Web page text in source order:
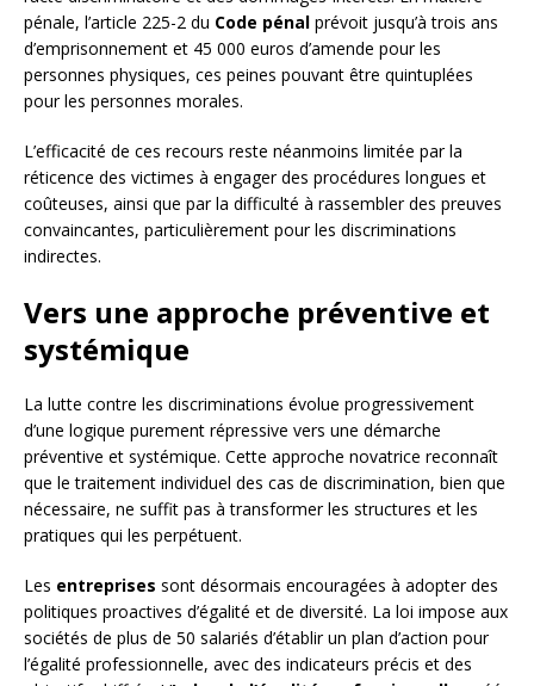
pénale, l’article 225-2 du Code pénal prévoit jusqu’à trois ans
d’emprisonnement et 45 000 euros d’amende pour les
personnes physiques, ces peines pouvant être quintuplées
pour les personnes morales.
L’efficacité de ces recours reste néanmoins limitée par la
réticence des victimes à engager des procédures longues et
coûteuses, ainsi que par la difficulté à rassembler des preuves
convaincantes, particulièrement pour les discriminations
indirectes.
Vers une approche préventive et
systémique
La lutte contre les discriminations évolue progressivement
d’une logique purement répressive vers une démarche
préventive et systémique. Cette approche novatrice reconnaît
que le traitement individuel des cas de discrimination, bien que
nécessaire, ne suffit pas à transformer les structures et les
pratiques qui les perpétuent.
Les entreprises sont désormais encouragées à adopter des
politiques proactives d’égalité et de diversité. La loi impose aux
sociétés de plus de 50 salariés d’établir un plan d’action pour
l’égalité professionnelle, avec des indicateurs précis et des